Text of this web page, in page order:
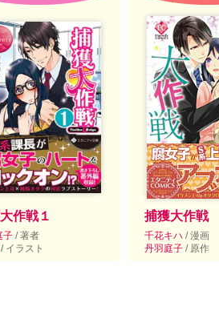
作戦１
子 / 著者
/ イラスト
捕獲大作戦
千花キハ / 漫画
丹羽庭子 / 原作